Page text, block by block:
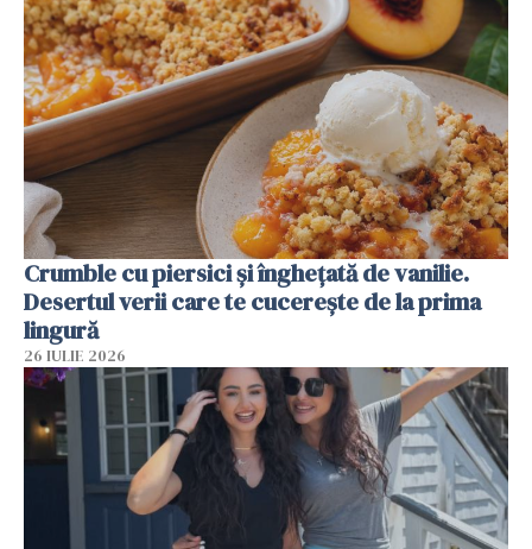
Crumble cu piersici și înghețată de vanilie.
Desertul verii care te cucerește de la prima
lingură
26 IULIE 2026